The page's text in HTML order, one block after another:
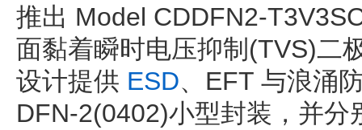
推出 Model CDDFN2-
面黏着瞬时电压抑制(TVS)二
设计提供 ESD、EFT 与浪涌
DFN-2(0402)小型封装，并